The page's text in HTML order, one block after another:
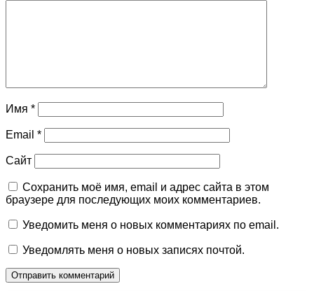
Имя *
Email *
Сайт
Сохранить моё имя, email и адрес сайта в этом
браузере для последующих моих комментариев.
Уведомить меня о новых комментариях по email.
Уведомлять меня о новых записях почтой.